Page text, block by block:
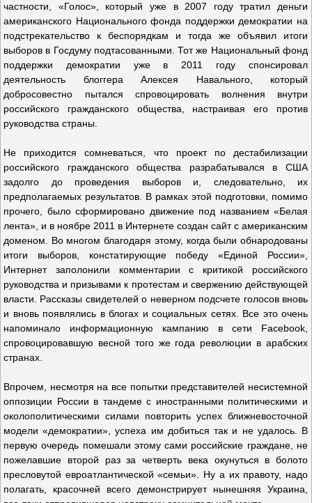
частности, «Голос», который уже в 2007 году тратил деньги
американского Национального фонда поддержки демократии на
подстрекательство к беспорядкам и тогда же объявил итоги
выборов в Госдуму подтасованными. Тот же Национальный фонд
поддержки демократии уже в 2011 году спонсировал
деятельность блоггера Алексея Навального, который
добросовестно пытался спровоцировать волнения внутри
российского гражданского общества, настраивая его против
руководства страны.
Не приходится сомневаться, что проект по дестабилизации
российского гражданского общества разрабатывался в США
задолго до проведения выборов и, следовательно, их
предполагаемых результатов. В рамках этой подготовки, помимо
прочего, было сформировано движение под названием «Белая
лента», и в ноябре 2011 в Интернете создан сайт с американским
доменом. Во многом благодаря этому, когда были обнародованы
итоги выборов, констатирующие победу «Единой России»,
Интернет заполонили комментарии с критикой российского
руководства и призывами к протестам и свержению действующей
власти. Рассказы свидетелей о неверном подсчете голосов вновь
и вновь появлялись в блогах и социальных сетях. Все это очень
напоминало информационную кампанию в сети Facebook,
спровоцировавшую весной того же года революции в арабских
странах.
Впрочем, несмотря на все попытки представителей несистемной
оппозиции России в тандеме с иностранными политическими и
околополитическими силами повторить успех ближневосточной
модели «демократии», успеха им добиться так и не удалось. В
первую очередь помешали этому сами российские граждане, не
пожелавшие второй раз за четверть века окунуться в болото
пресловутой евроатлантической «семьи». Ну а их правоту, надо
полагать, красочней всего демонстрирует нынешняя Украина,